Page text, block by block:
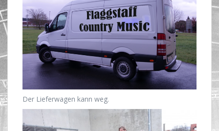
Der Lieferwagen kann weg.